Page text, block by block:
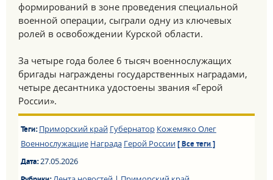
формирований в зоне проведения специальной
военной операции, сыграли одну из ключевых
ролей в освобождении Курской области.
За четыре года более 6 тысяч военнослужащих
бригады награждены государственных наградами,
четыре десантника удостоены звания «Герой
России».
Теги: Приморский край Губернатор Кожемяко Олег
Военнослужащие Награда Герой России [ Все теги ]
Дата:27.05.2026